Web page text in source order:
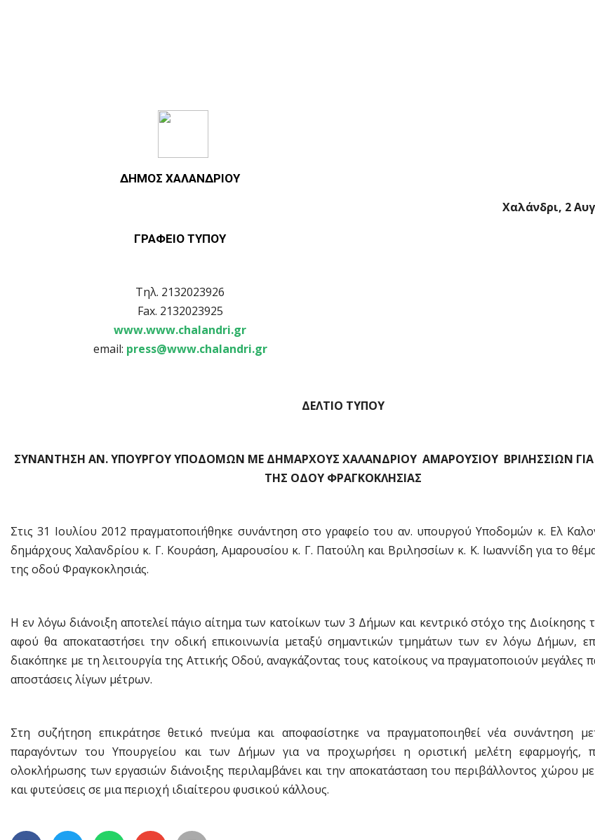
ΔΗΜΟΣ ΧΑΛΑΝΔΡΙΟΥ
Χαλάνδρι, 2
ΓΡΑΦΕΙΟ ΤΥΠΟΥ
Τηλ. 2132023926
Fax. 2132023925
www.www.chalandri.gr
email: press@www.chalandri.gr
ΔΕΛΤΙΟ ΤΥΠΟΥ
ΣΥΝΑΝΤΗΣΗ ΑΝ. ΥΠΟΥΡΓΟΥ ΥΠΟΔΟΜΩΝ ΜΕ ΔΗΜΑΡΧΟΥΣ ΧΑΛΑΝΔΡΙΟΥ  ΑΜΑΡΟΥΣΙΟΥ  ΒΡΙΛΗΣΣΙΩΝ
ΤΗΣ ΟΔΟΥ ΦΡΑΓΚΟΚΛΗΣΙΑΣ
Στις 31 Ιουλίου 2012 πραγματοποιήθηκε συνάντηση στο γραφείο του αν. υπουργού Υποδομών κ. Ελ
δημάρχους Χαλανδρίου κ. Γ. Κουράση, Αμαρουσίου κ. Γ. Πατούλη και Βριλησσίων κ. Κ. Ιωαννίδη για το
της οδού Φραγκοκλησιάς.
Η εν λόγω διάνοιξη αποτελεί πάγιο αίτημα των κατοίκων των 3 Δήμων και κεντρικό στόχο της Διοίκησης
αφού θα αποκαταστήσει την οδική επικοινωνία μεταξύ σημαντικών τμημάτων των εν λόγω Δήμων,
διακόπηκε με τη λειτουργία της Αττικής Οδού, αναγκάζοντας τους κατοίκους να πραγματοποιούν μεγάλες
αποστάσεις λίγων μέτρων.
Στη συζήτηση επικράτησε θετικό πνεύμα και αποφασίστηκε να πραγματοποιηθεί νέα συνάντηση
παραγόντων του Υπουργείου και των Δήμων για να προχωρήσει η οριστική μελέτη εφαρμογής,
ολοκλήρωσης των εργασιών διάνοιξης περιλαμβάνει και την αποκατάσταση του περιβάλλοντος χώρου
και φυτεύσεις σε μια περιοχή ιδιαίτερου φυσικού κάλλους.